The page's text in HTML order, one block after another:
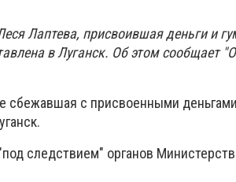
Лаптева, присвоившая деньги и
в Луганск. Об этом сообщает
сбежавшая с присвоенными
следствием" органов